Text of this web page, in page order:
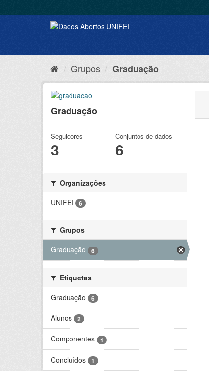
Grupos Graduação
Graduação
Seguidores
3
Conjuntos de dados
6
Organizações
UNIFEI
6
Grupos
Graduação
6
Etiquetas
Graduação
6
Alunos 2
Componentes 1
Concluídos 1